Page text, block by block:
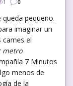
1 0
pequeño.
imaginar un
el
metro
7 Minutos
menos de
de la